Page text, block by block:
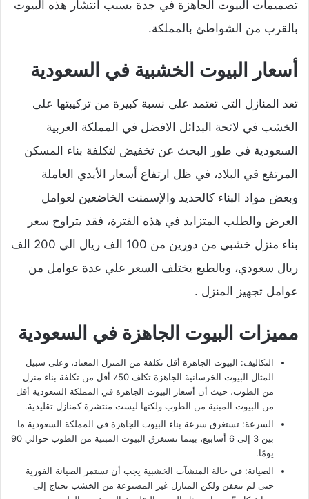
تصميمات البيوت الجاهزة في جدة بسبب انتشار هذه البيوت
بالقرب من الشواطئ بالمملكة.
أسعار البيوت الخشبية في السعودية
تعد المنازل التي تعتمد على نسبة كبيرة من تركيبتها على
الخشب في لائحة البدائل الافضل في المملكة العربية
السعودية في طور البحث عن تخفيض لتكلفة بناء المسكن
المرتفع في البلاد، في ظل ارتفاع أسعار الأيدي العاملة
وبعض مواد البناء كالحديد والإسمنت الخاضعين لعوامل
العرض والطلب المتزايد في هذه الفترة، فقد يتراوح سعر
بناء منزل خشبي من دورين من 100 الف ريال الي 200 الف
ريال سعودي، وبالطبع يختلف السعر علي عدة عوامل من
عوامل تجهيز المنزل .
مميزات البيوت الجاهزة في السعودية
التكاليف: البيوت الجاهزة أقل تكلفة من المنزل المعتاد، وعلى سبيل
المثال البيوت الخرسانية الجاهزة تكلف 50٪ أقل من تكلفة بناء منزل
من الطوب، حيث أن أسعار البيوت الجاهزة في المملكة السعودية أقل
من البيوت المبنية من الطوب ولكنها ليست منتشرة كمنازل تقليدية.
السرعة: تستغرق سرعة بناء البيوت الجاهزة في المملكة السعودية ما
بين 3 إلى 6 أسابيع، بينما تستغرق البيوت المبنية من الطوب حوالي 90
يومًا.
الصيانة: في حالة المنشآت الخشبية يجب أن تستمر الصيانة الفورية
حتى لم تتعفن ولكن المنازل غير المصنوعة من الخشب تحتاج إلى